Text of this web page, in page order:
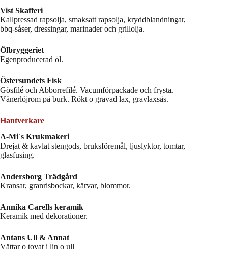
Vist Skafferi
Kallpressad rapsolja, smaksatt rapsolja, kryddblandningar,
bbq-såser, dressingar, marinader och grillolja.
Ölbryggeriet
Egenproducerad öl.
Östersundets Fisk
Gösfilé och Abborrefilé. Vacumförpackade och frysta.
Vänerlöjrom på burk. Rökt o gravad lax, gravlaxsås.
Hantverkare
A-Mi´s Krukmakeri
Drejat & kavlat stengods, bruksföremål, ljuslyktor, tomtar,
glasfusing.
Andersborg Trädgård
Kransar, granrisbockar, kärvar, blommor.
Annika Carells keramik
Keramik med dekorationer.
Antans Ull & Annat
Vättar o tovat i lin o ull